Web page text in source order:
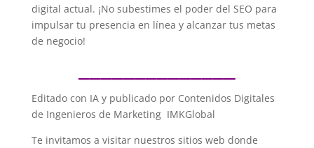
digital actual. ¡No subestimes el poder del SEO para
impulsar tu presencia en línea y alcanzar tus metas
de negocio!
Editado con IA y publicado por Contenidos Digitales
de Ingenieros de Marketing IMKGlobal
Te invitamos a visitar nuestros sitios web donde